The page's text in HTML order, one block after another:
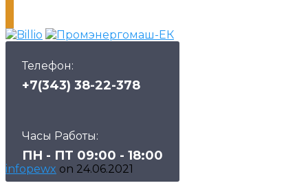
Телефон:
+7(343) 38-22-378
Часы Работы:
ПН - ПТ 09:00 - 18:00
infopewx on 24.06.2021